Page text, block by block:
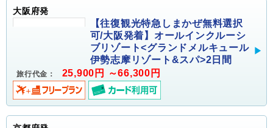
大阪府発
【往復観光特急しまかぜ無料選択
可/大阪発着】オールインクルーシ
ブリゾート<グランドメルキュール
伊勢志摩リゾート&スパ>2日間
旅行代金： 25,900円 ～66,300円